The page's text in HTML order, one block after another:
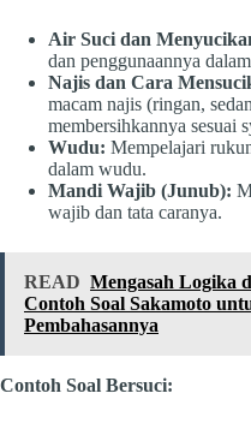
Air Suci dan
dan penggunaannya
Najis dan Cara
macam najis (ringan,
membersihkannya sesuai
Wudu: Mempelajari
dalam wudu.
Mandi Wajib (Junub):
wajib dan tata caranya.
READ Mengasah Logika
Contoh Soal Sakamoto
Pembahasannya
Contoh Soal Bersuci: